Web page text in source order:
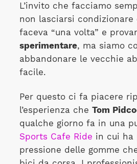
L’invito che facciamo
non lasciarsi condizionare
faceva “una volta” e
sperimentare, ma siamo
abbandonare le vecchie
facile.
Per questo ci fa piacere
l’esperienza che Tom
qualche giorno fa in una
Sports Cafe Ride in cui ha
pressione delle gomme